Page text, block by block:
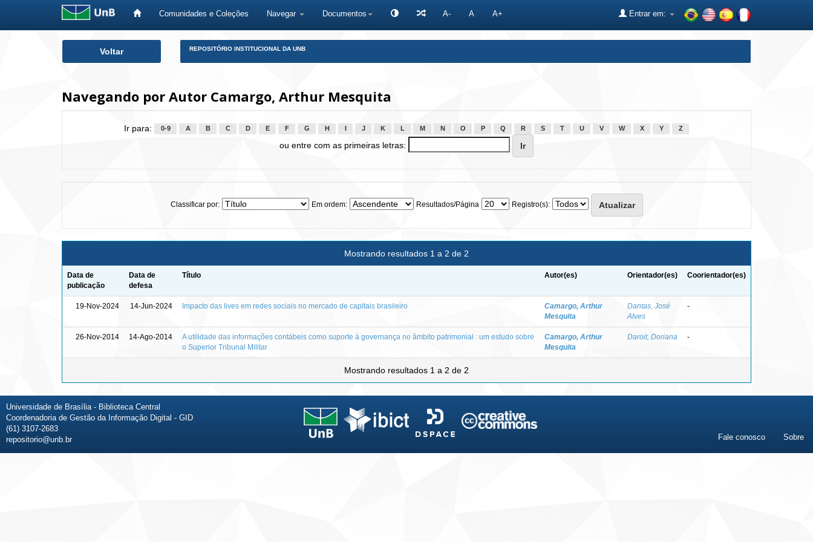
Comunidades e Coleções Navegar Documentos A- A A+ Entrar em:
Voltar REPOSITÓRIO INSTITUCIONAL DA UNB
Navegando por Autor Camargo, Arthur Mesquita
Ir para: 0-9 A B C D E F G H J K L M N O P Q R S T U V W X Y Z
ou entre com as primeiras letras:
Classificar por: Em ordem: Resultados/Página Registro(s):
Mostrando resultados 1 a 2 de 2
Data de
publicação
Data de
defesa
Título Autor(es) Orientador(es) Coorientador(es)
19-Nov-2024 14-Jun-2024 Impacto das lives em redes sociais no mercado de capitais brasileiro
Camargo, Arthur
Mesquita
Dantas, José
Alves
-
26-Nov-2014 14-Ago-2014
A utilidade das informações contábeis como suporte à governança no âmbito patrimonial : um estudo sobre
o Superior Tribunal Militar
Camargo, Arthur
Mesquita
Daroit, Doriana -
Mostrando resultados 1 a 2 de 2
Universidade de Brasília - Biblioteca Central
Coordenadoria de Gestão da Informação Digital - GID
(61) 3107-2683
repositorio@unb.br
Fale conosco Sobre